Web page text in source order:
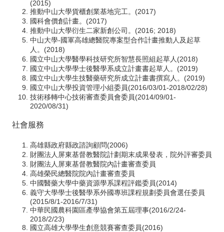
(2015)
推動中山大學貨櫃創業基地完工。(2017)
國科會價創計畫。(2017)
推動中山大學衍生二家新創公司。(2016; 2018)
中山大學-國軍高雄總醫院專案型合作計畫推動人及起草
人。(2018)
國立中山大學醫學科技研究所智慧長照組起草人(2018)
國立中山大學學士後醫學系成立計畫書起草人。(2019)
國立中山大學生技醫藥研究所成立計畫書撰寫人。(2019)
國立中山大學投資管理小組委員(2016/03/01-2018/02/28)
技術移轉中心技術審查委員會委員(2014/09/01-
2020/08/31)
社會服務
高雄縣政府縣政諮詢顧問(2006)
財團法人屏東基督教醫院計劃期末成果發表，院外評審委員
財團法人屏東基督教醫院內計畫審查委員
高雄榮民總醫院院內計畫審查委員
中國醫藥大學中藥資源學系課程評鑑委員(2014)
義守大學學士後醫學系外國專班課程規劃委員會選任委員
(2015/8/1-2016/7/31)
中華民國農科園區產學協會第五屆理事(2016/2/24-
2018/2/23)
國立高雄大學學生創意競賽審查委員(2016)